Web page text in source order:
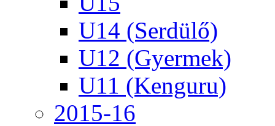
U14 (Serdülő)
U12 (Gyermek)
U11 (Kenguru)
2015-16